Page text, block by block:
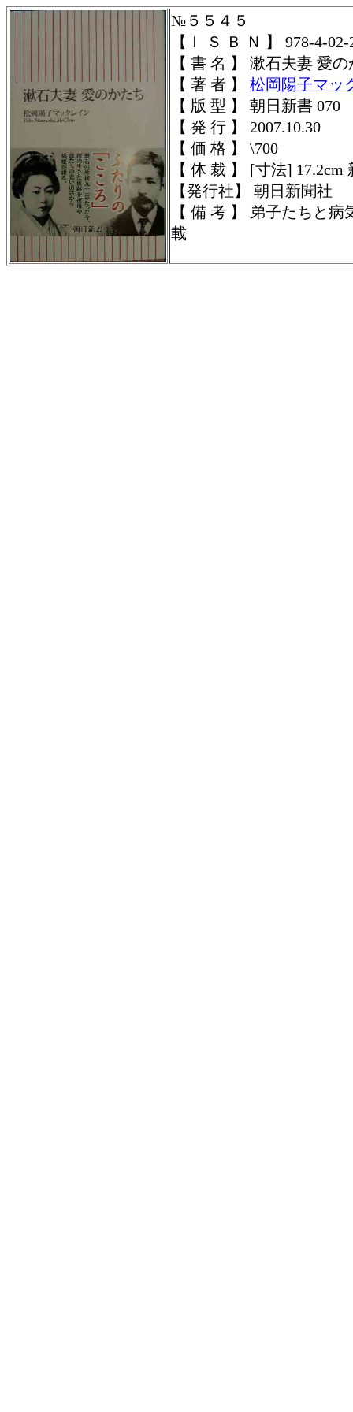
№５５４５
【Ｉ Ｓ Ｂ Ｎ 】 978-4-02-
【 書 名 】 漱石夫妻 愛
【 著 者 】 松岡陽子マッ
【 版 型 】 朝日新書 070
【 発 行 】 2007.10.30
【 価 格 】 \700
【 体 裁 】 [寸法] 17.2cm
【発行社】 朝日新聞社
【 備 考 】 弟子たちと
載